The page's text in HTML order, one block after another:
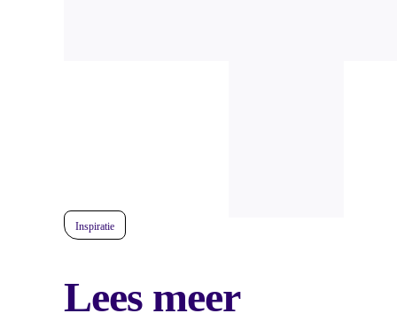
Inspiratie
Lees meer